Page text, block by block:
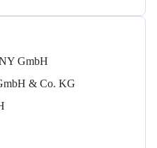
GmbH
& Co. KG